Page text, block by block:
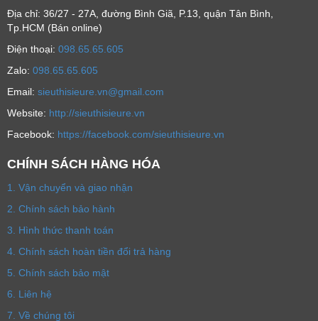
Địa chỉ: 36/27 - 27A, đường Bình Giã, P.13, quận Tân Bình,
Tp.HCM (Bán online)
Ðiện thoại: 098.65.65.605
Zalo: 098.65.65.605
Email: sieuthisieure.vn@gmail.com
Website: http://sieuthisieure.vn
Facebook: https://facebook.com/sieuthisieure.vn
CHÍNH SÁCH HÀNG HÓA
1. Vận chuyển và giao nhận
2. Chính sách bảo hành
3. Hình thức thanh toán
4. Chính sách hoàn tiền đổi trả hàng
5. Chính sách bảo mật
6. Liên hệ
7. Về chúng tôi